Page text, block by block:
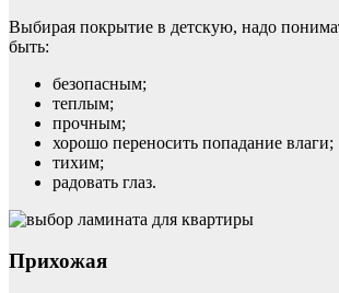
Выбирая покрытие в детскую, надо
быть:
безопасным;
теплым;
прочным;
хорошо переносить попадание влаги;
тихим;
радовать глаз.
Прихожая